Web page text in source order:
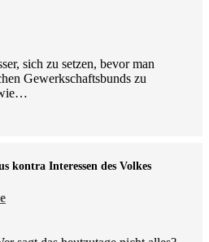
sich zu setzen, bevor man
Gewerkschaftsbunds zu
kontra Inte­ressen des Volkes